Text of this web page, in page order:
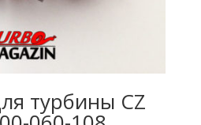
турбины CZ